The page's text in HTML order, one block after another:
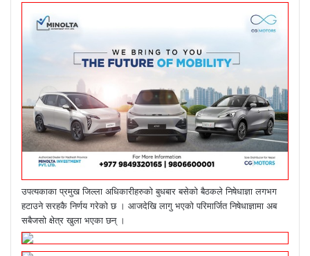
उपत्यकाका प्रमुख जिल्ला अधिकारीहरुको बुधबार बसेको बैठकले निषेधाज्ञा लगभग
हटाउने सरहकै निर्णय गरेको छ । आजदेखि लागु भएको परिमार्जित निषेधाज्ञामा अब
सबैजसो क्षेत्र खुला भएका छन् ।